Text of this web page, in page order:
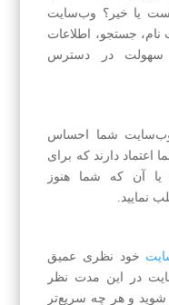
است یا خیر؟ وب‌سایت
جستجو، اطلاعات
سهولت در دسترس
وب‌سایت شما احساس
اعتماد دارند که برای
آن که شما هنوز
نمایید.
خود نظری عمیق
در این مدت نظر
و هر چه سریع‌تر